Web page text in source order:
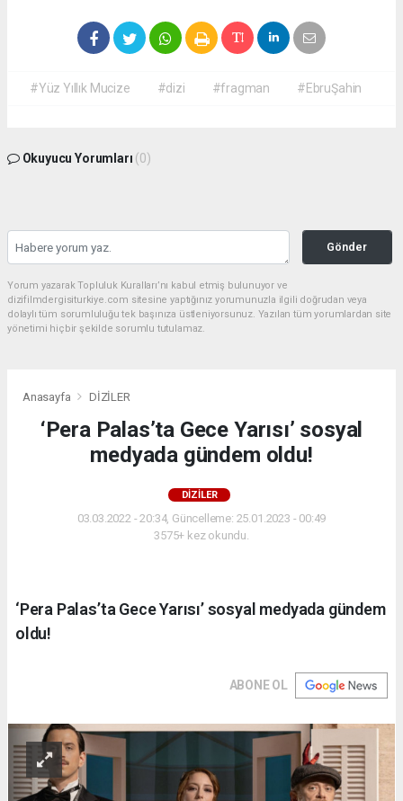
#Yüz Yıllık Mucize #dizi #fragman #EbruŞahin
Okuyucu Yorumları (0)
Gönder
Yorum yazarak Topluluk Kuralları’nı kabul etmiş bulunuyor ve
dizifilmdergisiturkiye.com sitesine yaptığınız yorumunuzla ilgili doğrudan veya
dolaylı tüm sorumluluğu tek başınıza üstleniyorsunuz. Yazılan tüm yorumlardan site
yönetimi hiçbir şekilde sorumlu tutulamaz.
Anasayfa DİZİLER
‘Pera Palas’ta Gece Yarısı’ sosyal
medyada gündem oldu!
DİZİLER
03.03.2022 - 20:34, Güncelleme: 25.01.2023 - 00:49
3575+ kez okundu.
‘Pera Palas’ta Gece Yarısı’ sosyal medyada gündem
oldu!
ABONE OL